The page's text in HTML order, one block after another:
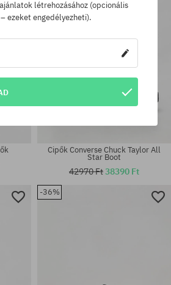
Elérhető méretek:
41; 42; 42.5; 43; 44; 44.5; 45;
Cipők Converse Chuck Taylor All
Star Boot
42970 Ft38390 Ft
-36%
létrehozásához (opcionális
ezeket engedélyezheti).